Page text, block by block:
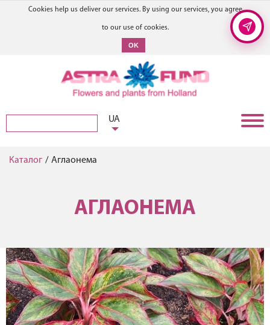
Cookies help us deliver our services. By using our services, you agree
to our use of cookies.
OK
UA
Каталог / Аглаонема
АГЛАОНЕМА